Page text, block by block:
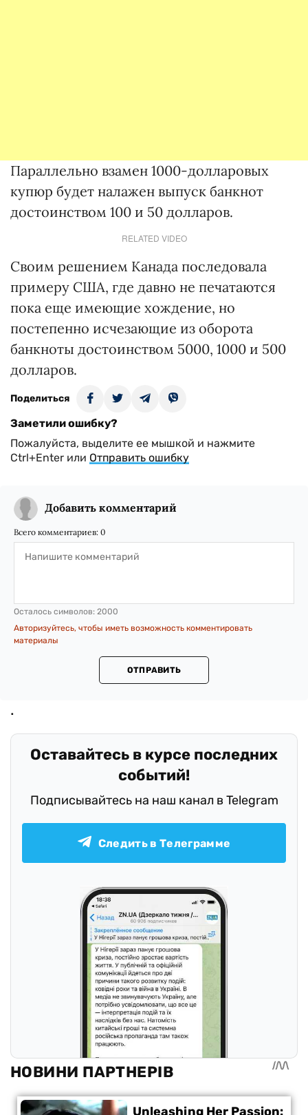
Параллельно взамен 1000-долларовых
купюр будет налажен выпуск банкнот
достоинством 100 и 50 долларов.
RELATED VIDEO
Своим решением Канада последовала
примеру США, где давно не печатаются
пока еще имеющие хождение, но
постепенно исчезающие из оборота
банкноты достоинством 5000, 1000 и 500
долларов.
Поделиться
Заметили ошибку?
Пожалуйста, выделите ее мышкой и нажмите
Ctrl+Enter или Отправить ошибку
Добавить комментарий
Всего комментариев: 0
Осталось символов: 2000
Авторизуйтесь, чтобы иметь возможность комментировать
материалы
ОТПРАВИТЬ
Оставайтесь в курсе последних
событий!
Подписывайтесь на наш канал в Telegram
Следить в Телеграмме